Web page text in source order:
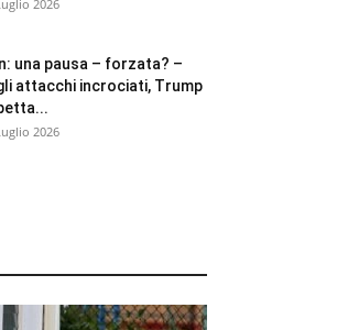
2026
una pausa – forzata? –
attacchi incrociati, Trump
2026